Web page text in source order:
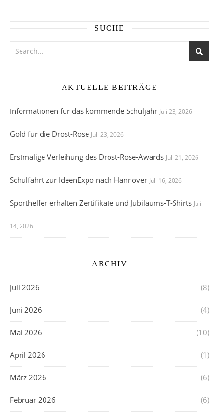
SUCHE
AKTUELLE BEITRÄGE
Informationen für das kommende Schuljahr Juli 23, 2026
Gold für die Drost-Rose Juli 23, 2026
Erstmalige Verleihung des Drost-Rose-Awards Juli 21, 2026
Schulfahrt zur IdeenExpo nach Hannover Juli 16, 2026
Sporthelfer erhalten Zertifikate und Jubiläums-T-Shirts Juli
14, 2026
ARCHIV
Juli 2026 (8)
Juni 2026 (4)
Mai 2026 (10)
April 2026 (1)
März 2026 (6)
Februar 2026 (6)